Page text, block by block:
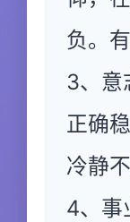
负。
3、意
正确
冷静
4、事